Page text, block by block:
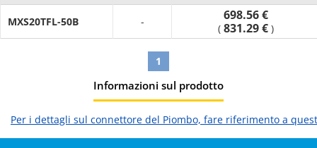
MXS20TFL-50B - 698.56 €
( 831.29 € )
1
Informazioni sul prodotto
Per i dettagli sul connettore del Piombo, fare riferimento a